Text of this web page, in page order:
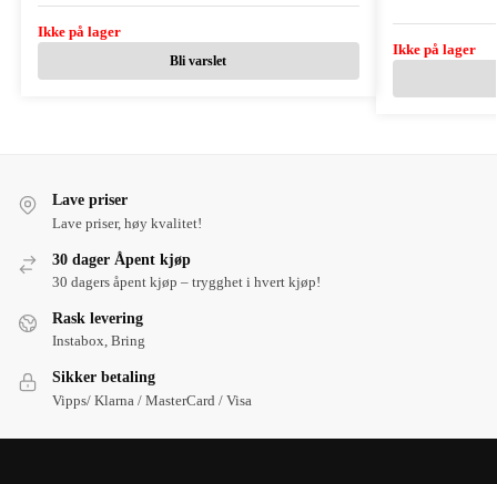
Ikke på lager
Bli varslet
Ikke på lager
Lave priser
Lave priser, høy kvalitet!
30 dager Åpent kjøp
30 dagers åpent kjøp – trygghet i hvert kjøp!
Rask levering
Instabox, Bring
Sikker betaling
Vipps/ Klarna / MasterCard / Visa